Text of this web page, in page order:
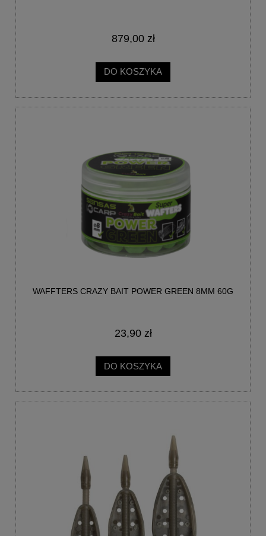
879,00 zł
DO KOSZYKA
WAFFTERS CRAZY BAIT POWER GREEN 8MM 60G
23,90 zł
DO KOSZYKA